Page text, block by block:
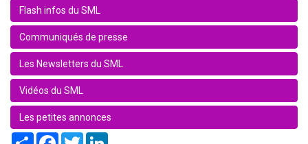
Flash infos du SML
Communiqués de presse
Les Newsletters du SML
Vidéos du SML
Les petites annonces
Share FacebookTwitter